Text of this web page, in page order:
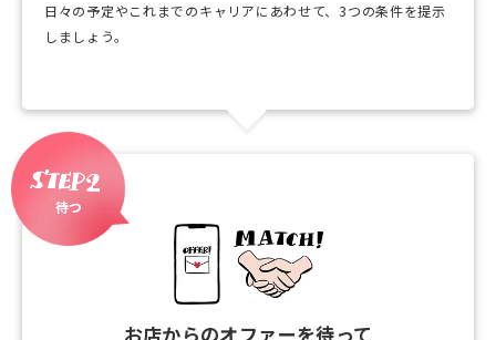
日々の予定やこれまでのキャリアにあわせて、3つの条件を提示
しましょう。
待つ
お店からのオファーを待って